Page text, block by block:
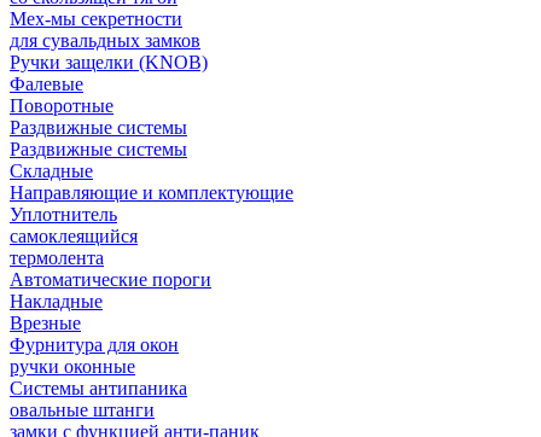
Мех-мы секретности
для сувальдных замков
Ручки защелки (KNOB)
Фалевые
Поворотные
Раздвижные системы
Раздвижные системы
Складные
Направляющие и комплектующие
Уплотнитель
самоклеящийся
термолента
Автоматические пороги
Накладные
Врезные
Фурнитура для окон
ручки оконные
Системы антипаника
овальные штанги
замки с функцией анти-паник